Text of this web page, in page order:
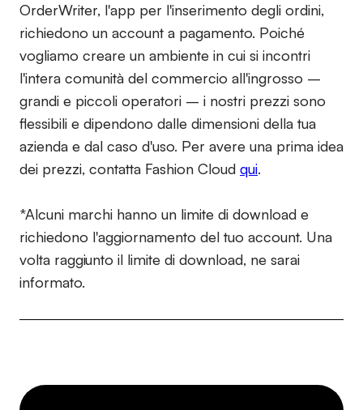
OrderWriter, l'app per l'inserimento degli ordini,
richiedono un account a pagamento. Poiché
vogliamo creare un ambiente in cui si incontri
l'intera comunità del commercio all'ingrosso –
grandi e piccoli operatori – i nostri prezzi sono
flessibili e dipendono dalle dimensioni della tua
azienda e dal caso d'uso. Per avere una prima idea
dei prezzi, contatta Fashion Cloud qui.
*Alcuni marchi hanno un limite di download e
richiedono l'aggiornamento del tuo account. Una
volta raggiunto il limite di download, ne sarai
informato.